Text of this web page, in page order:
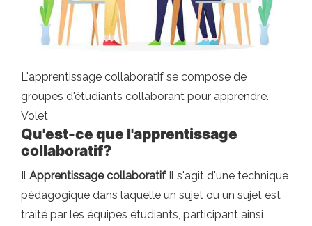
L'apprentissage collaboratif se compose de
groupes d'étudiants collaborant pour apprendre.
Volet
Qu'est-ce que l'apprentissage
collaboratif?
Il Apprentissage collaboratifIl s'agit d'une technique
pédagogique dans laquelle un sujet ou un sujet est
traité par les équipes étudiants, participant ainsi